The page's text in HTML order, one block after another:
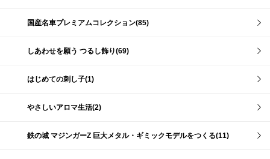
国産名車プレミアムコレクション(85)
しあわせを願う つるし飾り(69)
はじめての刺し子(1)
やさしいアロマ生活(2)
鉄の城 マジンガーZ 巨大メタル・ギミックモデルをつくる(11)